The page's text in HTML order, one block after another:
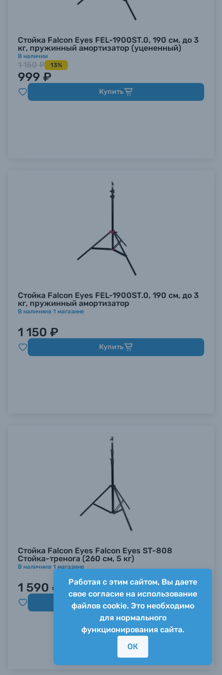
Стойка Falcon Eyes FEL-1900ST.0, 190 см, до 3
кг, пружинный амортизатор (уцененный)
В наличии
1 150 ₽ 13%
999 ₽
Купить
Стойка Falcon Eyes FEL-1900ST.0, 190 см, до 3
кг, пружинный амортизатор
В наличиив 1 магазине
1 150 ₽
Купить
Стойка Falcon Eyes Falcon Eyes ST-808
Стойка-тренога (260 см, 5 кг)
В наличиив 1 магазине
1 590 ₽
Купить
Работая с этим сайтом, Вы даете
свое согласие на использование
файлов cookie. Это необходимо
для нормального
функционирования сайта.
ОК